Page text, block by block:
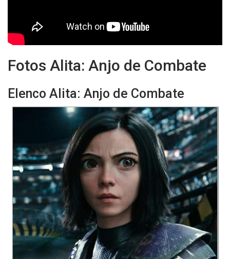
Fotos Alita: Anjo de Combate
Elenco Alita: Anjo de Combate